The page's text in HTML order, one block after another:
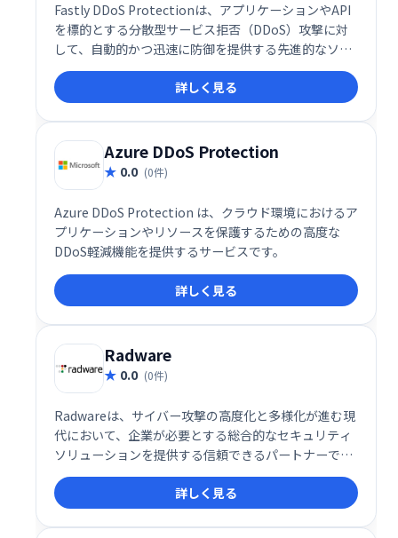
Fastly DDoS Protectionは、アプリケーションやAPI
を標的とする分散型サービス拒否（DDoS）攻撃に対
して、自動的かつ迅速に防御を提供する先進的なソリ
ューションです。
詳しく見る
Azure DDoS Protection
0.0 (0件)
Azure DDoS Protection は、クラウド環境におけるア
プリケーションやリソースを保護するための高度な
DDoS軽減機能を提供するサービスです。
詳しく見る
Radware
0.0 (0件)
Radwareは、サイバー攻撃の高度化と多様化が進む現
代において、企業が必要とする総合的なセキュリティ
ソリューションを提供する信頼できるパートナーで
す。AI駆動のセキュリティ、統合プラットフォーム、
一貫した防御戦略を備えたRadwareは、企業のデジタ
ルトランスフォーメーションを安全に推進するための
鍵となる存在です。
詳しく見る